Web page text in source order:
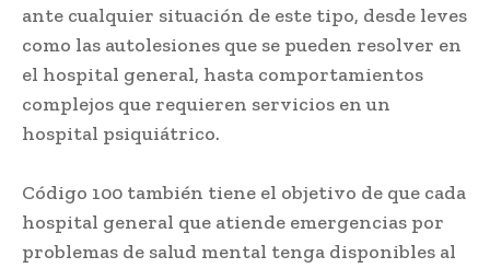
ante cualquier situación de este tipo, desde leves
como las autolesiones que se pueden resolver en
el hospital general, hasta comportamientos
complejos que requieren servicios en un
hospital psiquiátrico.
Código 100 también tiene el objetivo de que cada
hospital general que atiende emergencias por
problemas de salud mental tenga disponibles al